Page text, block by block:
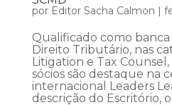
por Editor Sacha Calmon |
Qualificado como
Direito Tributário, nas
Litigation e Tax Counsel,
sócios são destaque na
internacional Leaders
descrição do Escritório,